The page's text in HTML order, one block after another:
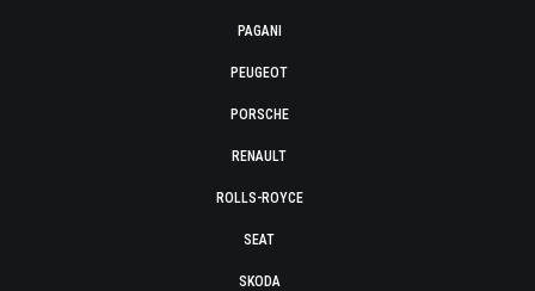
PAGANI
PEUGEOT
PORSCHE
RENAULT
ROLLS-ROYCE
SEAT
SKODA